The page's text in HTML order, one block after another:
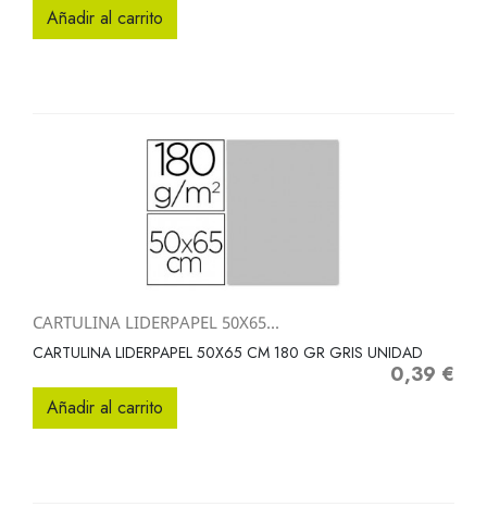
Añadir al carrito
CARTULINA LIDERPAPEL 50X65...
CARTULINA LIDERPAPEL 50X65 CM 180 GR GRIS UNIDAD
Precio
0,39 €
Añadir al carrito